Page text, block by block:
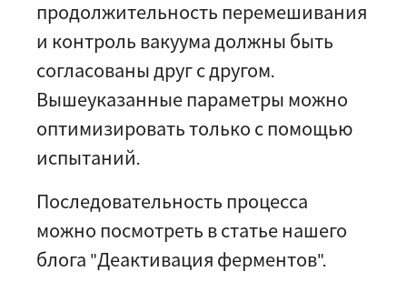
продолжительность перемешивания
и контроль вакуума должны быть
согласованы друг с другом.
Вышеуказанные параметры можно
оптимизировать только с помощью
испытаний.
Последовательность процесса
можно посмотреть в статье нашего
блога "Деактивация ферментов".